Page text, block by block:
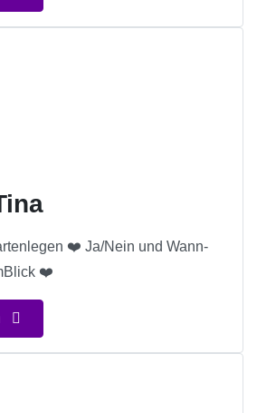
❤️ Ja/Nein und Wann-
❤️